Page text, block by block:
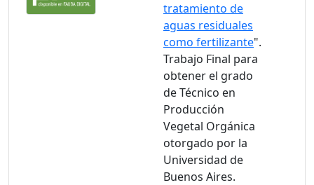
tratamiento de
aguas residuales
como fertilizante".
Trabajo Final para
obtener el grado
de Técnico en
Producción
Vegetal Orgánica
otorgado por la
Universidad de
Buenos Aires.